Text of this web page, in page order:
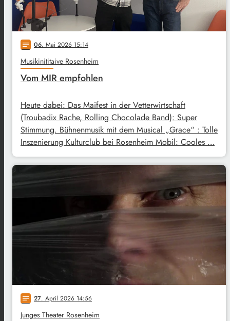
notes 06. Mai 2026 15:14
Musikinititaive Rosenheim
Vom MIR empfohlen
Heute dabei: Das Maifest in der Vetterwirtschaft
(Troubadix Rache, Rolling Chocolade Band): Super
Stimmung. Bühnenmusik mit dem Musical „Grace“ : Tolle
Inszenierung Kulturclub bei Rosenheim Mobil: Cooles …
notes 27. April 2026 14:56
Junges Theater Rosenheim